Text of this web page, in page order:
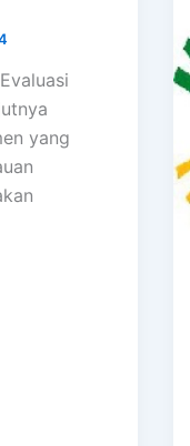
yang